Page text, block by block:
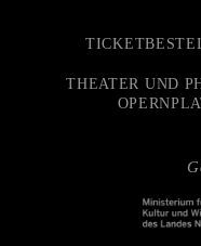
THEATER UND